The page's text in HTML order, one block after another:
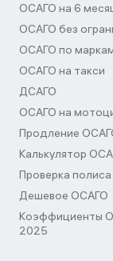
ОСАГО на 6
ОСАГО без
ОСАГО по
ОСАГО на такси
ДСАГО
ОСАГО на
Продление
Калькулятор
Проверка
Дешевое ОСАГО
Коэффициенты
2025